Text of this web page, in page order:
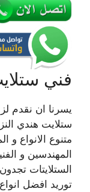
فني
يسرنا ان نقدم
ستلايت هندي
متنوع الانواع و
المهندسين و
الستلايتات
توريد افضل